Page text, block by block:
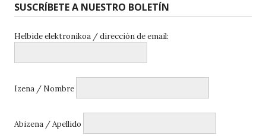
SUSCRÍBETE A NUESTRO BOLETÍN
Helbide elektronikoa / dirección de email:
Izena / Nombre
Abizena / Apellido